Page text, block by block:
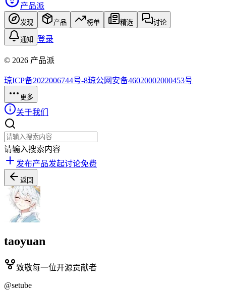
产品派
发现 产品 榜单 精选 讨论
通知 登录
© 2026 产品派
琼ICP备2022006744号-8琼公网安备46020002000453号
更多
关于我们
请输入搜索内容
发布产品发起讨论免费
返回
taoyuan
致敬每一位开源贡献者
@setube